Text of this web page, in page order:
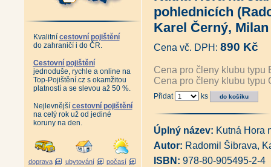
Kvalitní cestovní pojištění
do zahraničí i do ČR.
Cestovní pojištění
jednoduše, rychle a online na
Top-Pojištění.cz s okamžitou
platností a se slevou až 50 %.
Nejlevnější cestovní pojištění
na celý rok už od jediné
koruny na den.
doprava ubytování počasí
Plánování Prahy - Historie
1994 (Martina Koukalová,
Velká Praha Drobnovhledy
Pražské vilové čtvrti (Pavel
Pražští skalníci, kameníci a
Pražská okénka (Stanislava
Antikvatiát - Město jménem
Antikvariát - Pražský hrad -
Praha za císaře pána (Pavel
Antikvariát - Vyšehrad,
Antikvariát - Královský
Jan Fridrich z Valdštejna (Jiří
Nejkrásnější fotografie Prahy
pohlednicích
Karel Černý,
Cena vč. DPH: 890 Kč
Cena pro členy klubu typu
Cena pro členy klubu typu
Přidat ks
Úplný název: Kutná Hora
Autor: Radomil Šibrava,
ISBN: 978-80-905495-2-4